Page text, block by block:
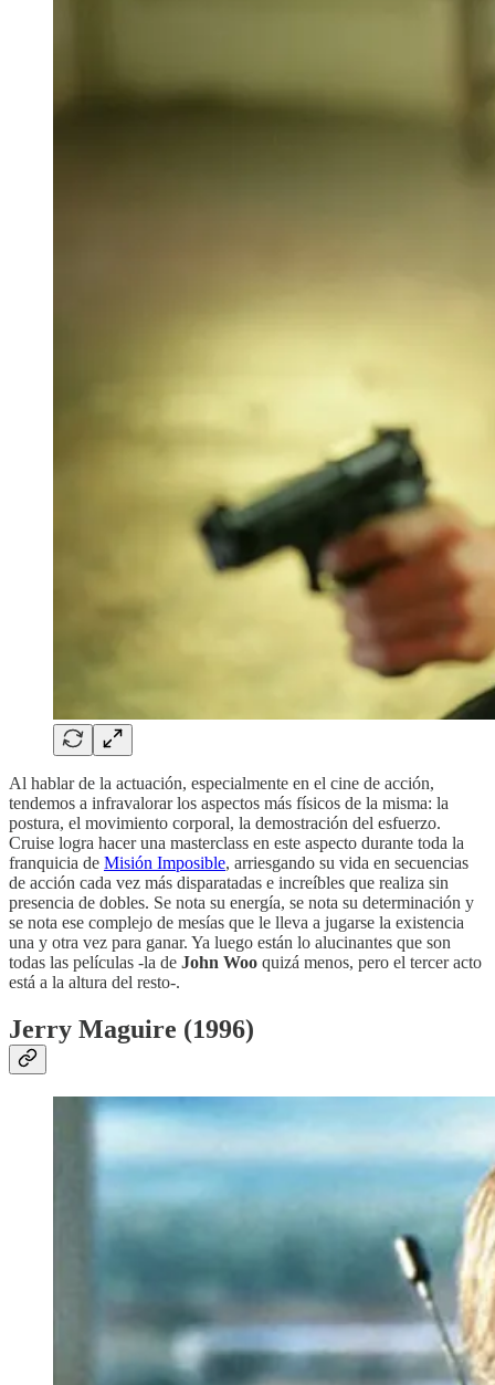
Al hablar de la actuación, especialmente en el cine de acción,
tendemos a infravalorar los aspectos más físicos de la misma: la
postura, el movimiento corporal, la demostración del esfuerzo.
Cruise logra hacer una masterclass en este aspecto durante toda la
franquicia de Misión Imposible, arriesgando su vida en secuencias
de acción cada vez más disparatadas e increíbles que realiza sin
presencia de dobles. Se nota su energía, se nota su determinación y
se nota ese complejo de mesías que le lleva a jugarse la existencia
una y otra vez para ganar. Ya luego están lo alucinantes que son
todas las películas -la de John Woo quizá menos, pero el tercer acto
está a la altura del resto-.
Jerry Maguire (1996)